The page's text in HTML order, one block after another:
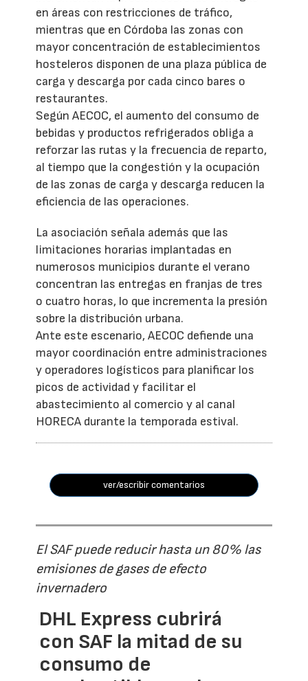
en áreas con restricciones de tráfico,
mientras que en Córdoba las zonas con
mayor concentración de establecimientos
hosteleros disponen de una plaza pública de
carga y descarga por cada cinco bares o
restaurantes.
Según AECOC, el aumento del consumo de
bebidas y productos refrigerados obliga a
reforzar las rutas y la frecuencia de reparto,
al tiempo que la congestión y la ocupación
de las zonas de carga y descarga reducen la
eficiencia de las operaciones.
La asociación señala además que las
limitaciones horarias implantadas en
numerosos municipios durante el verano
concentran las entregas en franjas de tres
o cuatro horas, lo que incrementa la presión
sobre la distribución urbana.
Ante este escenario, AECOC defiende una
mayor coordinación entre administraciones
y operadores logísticos para planificar los
picos de actividad y facilitar el
abastecimiento al comercio y al canal
HORECA durante la temporada estival.
ver/escribir comentarios
El SAF puede reducir hasta un 80% las
emisiones de gases de efecto
invernadero
DHL Express cubrirá
con SAF la mitad de su
consumo de